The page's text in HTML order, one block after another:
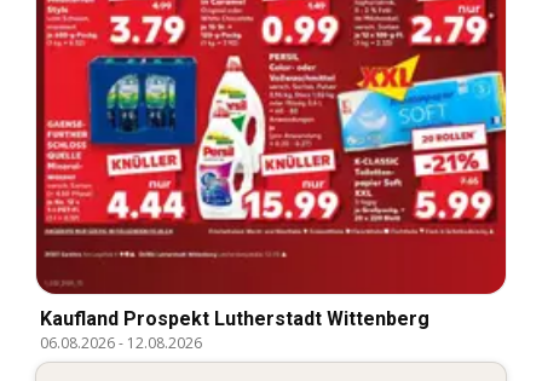
Kaufland Prospekt Lutherstadt Wittenberg
06.08.2026- 12.08.2026